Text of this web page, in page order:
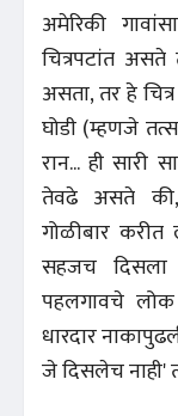
अमेरिकी
चित्रपटांत असते
असता, तर हे
घोडी (म्हणजे
रान... ही सारी
तेवढे असते की,
गोळीबार करीत
सहजच
पहलगावचे
धारदार
जे दिसलेच नाही'